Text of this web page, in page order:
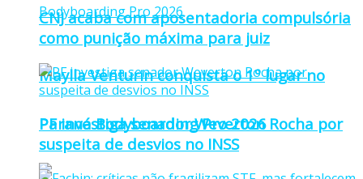
Maylla Venturin conquista o 1º lugar no
Paraná Bodyboarding Pro 2026
CNJ acaba com aposentadoria compulsória
como punição máxima para juiz
PF investiga senador Weverton Rocha por
suspeita de desvios no INSS